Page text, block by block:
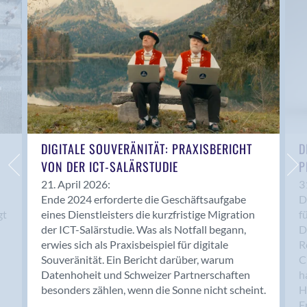
Anwil
Appenzell
Au SG
Baar
Baden
Balsthal
Balzers
Basel
Bassersdorf
Belp
Bendern
Benken (SG)
Bergdietikon
Berlin
Bern
Bern - Liebefeld
DIGITALE SOUVERÄNITÄT: PRAXISBERICHT
VON DER ICT-SALÄRSTUDIE
21. April 2026:
Ende 2024 erforderte die Geschäftsaufgabe
eines Dienstleisters die kurzfristige Migration
der ICT-Salärstudie. Was als Notfall begann,
erwies sich als Praxisbeispiel für digitale
Souveränität. Ein Bericht darüber, warum
Datenhoheit und Schweizer Partnerschaften
besonders zählen, wenn die Sonne nicht scheint.